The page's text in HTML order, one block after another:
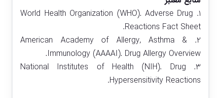
1. World Health Organization (WHO). Adverse Drug
Reactions Fact Sheet.
2. American Academy of Allergy, Asthma &
Immunology (AAAAI). Drug Allergy Overview.
3. National Institutes of Health (NIH). Drug
Hypersensitivity Reactions.